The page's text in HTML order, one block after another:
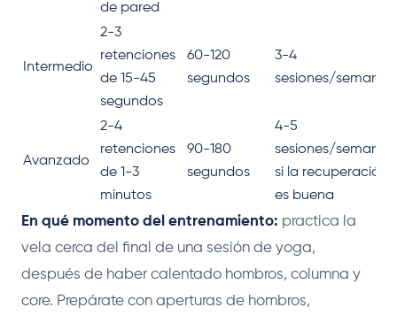
de pared
Intermedio
2-3
retenciones
de 15-45
segundos
60-120
segundos
3-4
sesiones/semana
Avanzado
2-4
retenciones
de 1-3
minutos
90-180
segundos
4-5
sesiones/semana
si la recuperación
es buena
En qué momento del entrenamiento: practica la
vela cerca del final de una sesión de yoga,
después de haber calentado hombros, columna y
core. Prepárate con aperturas de hombros,